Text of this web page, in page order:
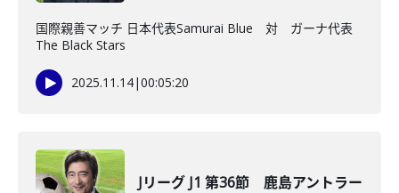
国際親善マッチ 日本代表Samurai Blue 対 ガーナ代表
The Black Stars
2025.11.14|00:05:20
Jリーグ J1 第36節 鹿島アントラー